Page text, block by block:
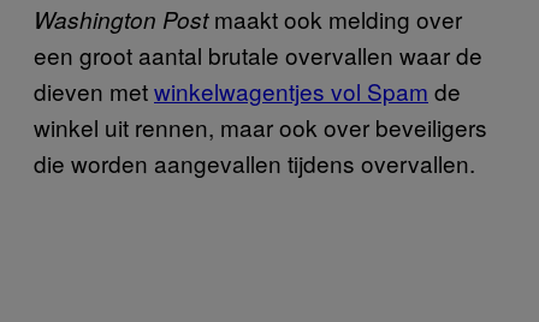
Washington Postmaakt ook melding over
een groot aantal brutale overvallen waar de
dieven metwinkelwagentjes vol Spam de
winkel uit rennen, maar ook over beveiligers
die worden aangevallen tijdens overvallen.